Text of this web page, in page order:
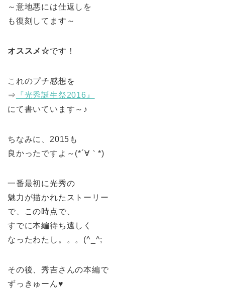
～意地悪には仕返しを
も復刻してます～
オススメ☆です！
これのプチ感想を
⇒
『光秀誕生祭2016』
にて書いています～♪
ちなみに、2015も
良かったですよ～(*´∀｀*)
一番最初に光秀の
魅力が描かれたストーリー
で、この時点で、
すでに本編待ち遠しく
なったわたし。。。(^_^;
その後、秀吉さんの本編で
ずっきゅーん♥